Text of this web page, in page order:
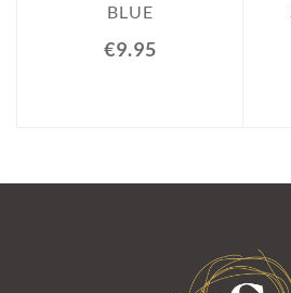
BLUE
€9.95